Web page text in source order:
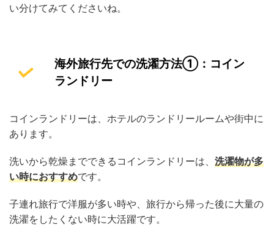
い分けてみてくださいね。
海外旅行先での洗濯方法①：コイン
ランドリー
コインランドリーは、ホテルのランドリールームや街中に
あります。
洗いから乾燥までできるコインランドリーは、 洗濯物が多
い時におすすめです。
子連れ旅行で洋服が多い時や、旅行から帰った後に大量の
洗濯をしたくない時に大活躍です。